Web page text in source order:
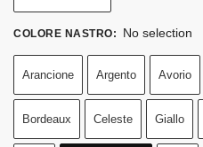
COLORE NASTRO: No selection
Arancione Argento Avorio
Bordeaux Celeste Giallo